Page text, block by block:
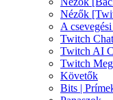
Nézők
A
Twitch
Twitch AI
Twitch
Követők
Bits |